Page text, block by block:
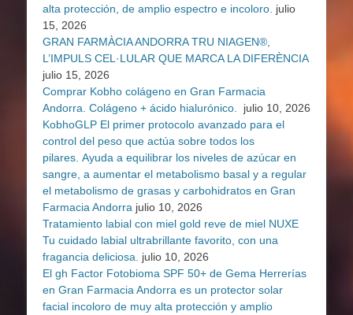
alta protección, de amplio espectro e incoloro. julio
15, 2026
GRAN FARMÀCIA ANDORRA TRU NIAGEN®,
L’IMPULS CEL·LULAR QUE MARCA LA DIFERÈNCIA
julio 15, 2026
Comprar Kobho colágeno en Gran Farmacia
Andorra. Colágeno + ácido hialurónico.
julio 10, 2026
KobhoGLP El primer protocolo avanzado para el
control del peso que actúa sobre todos los
pilares. Ayuda a equilibrar los niveles de azúcar en
sangre, a aumentar el metabolismo basal y a regular
el metabolismo de grasas y carbohidratos en Gran
Farmacia Andorra julio 10, 2026
Tratamiento labial con miel gold reve de miel NUXE
Tu cuidado labial ultrabrillante favorito, con una
fragancia deliciosa. julio 10, 2026
El gh Factor Fotobioma SPF 50+ de Gema Herrerías
en Gran Farmacia Andorra es un protector solar
facial incoloro de muy alta protección y amplio